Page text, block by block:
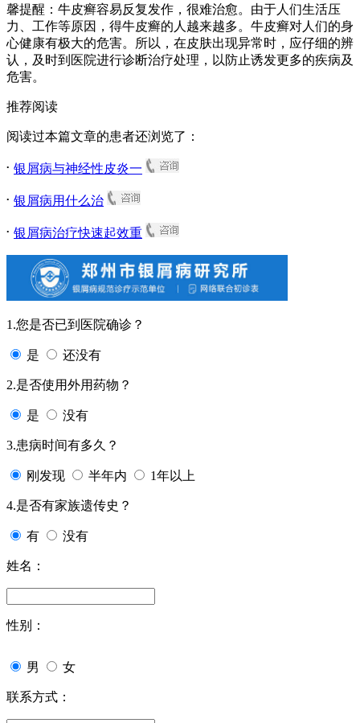
馨提醒：牛皮癣容易反复发作，很难治愈。由于人们生活压
力、工作等原因，得牛皮癣的人越来越多。牛皮癣对人们的身
心健康有极大的危害。所以，在皮肤出现异常时，应仔细的辨
认，及时到医院进行诊断治疗处理，以防止诱发更多的疾病及
危害。
推荐阅读
阅读过本篇文章的患者还浏览了：
. 银屑病与神经性皮炎一
. 银屑病用什么治
. 银屑病治疗快速起效重
1.您是否已到医院确诊？
是 还没有
2.是否使用外用药物？
是 没有
3.患病时间有多久？
刚发现 半年内 1年以上
4.是否有家族遗传史？
有 没有
姓名：
性别：
男 女
联系方式：